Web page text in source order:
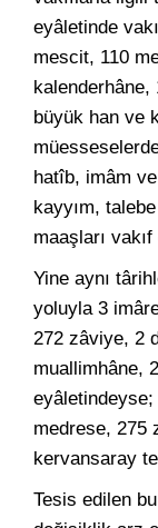
eyâletinde
mescit, 110
büyük han ve
hatîb, imâm
kayyım,
maaşları
Yine aynı
yoluyla 3
272 zâviye, 2
muallimhâne,
medrese, 275
kervansaray
Tesis edilen